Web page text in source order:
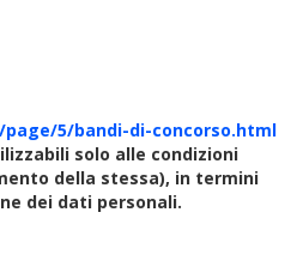
5/bandi-di-concorso.html
solo alle condizioni
della stessa), in termini
dei dati personali.